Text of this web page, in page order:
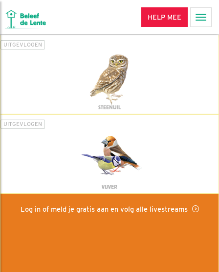
HELP MEE
UITGEVLOGEN
STEENUIL
UITGEVLOGEN
VIJVER
Log in of meld je gratis aan en volg alle livestreams